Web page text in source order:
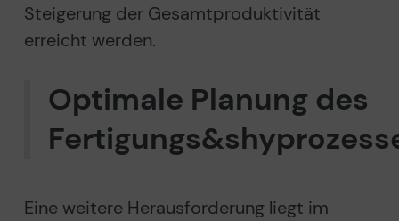
Steigerung der Gesamtproduktivität
erreicht werden.
Optimale Planung des
Eine weitere Herausforderung liegt im